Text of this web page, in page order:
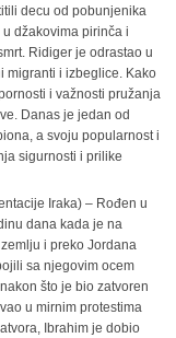
decu od pobunjenika
džakovima pirinča i
Ridiger je odrastao u
migranti i izbeglice. Kako
i važnosti pružanja
Danas je jedan od
a svoju popularnost i
sigurnosti i prilike
Iraka) – Rođen u
dana kada je na
i preko Jordana
sa njegovim ocem
što je bio zatvoren
u mirnim protestima
Ibrahim je dobio